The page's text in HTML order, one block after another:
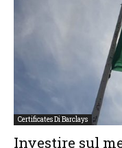
Certificates Di Barclays
Investire sul